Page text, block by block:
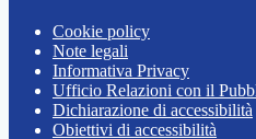
Cookie policy
Note legali
Informativa Privacy
Ufficio Relazioni con il
Dichiarazione di accessibilità
Obiettivi di accessibilità